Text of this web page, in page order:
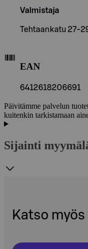
Valmistaja
Tehtaankatu 27-
EAN
6412618206691
Päivitämme palvelun
kuitenkin tarkistamaan
Sijainti
Katso myös